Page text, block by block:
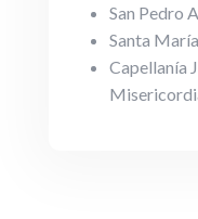
San Pedro
Santa
Capellanía